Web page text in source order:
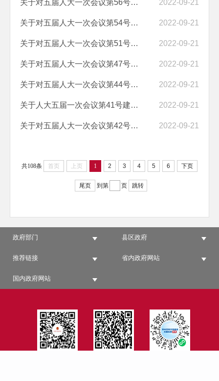
关于对五届人大一次会议第56号建议的答复 2022-09-21
关于对五届人大一次会议第54号建议的答复 2022-09-21
关于对五届人大一次会议第51号建议的答复 2022-09-21
关于对五届人大一次会议第47号建议的答复 2022-09-21
关于对五届人大一次会议第44号建议的答复 2022-09-21
关于人大五届一次会议第41号建议的答复 2022-09-21
关于对五届人大一次会议第42号建议的答复 2022-09-21
共108条 首页 上页 1 2 3 4 5 6 下页
尾页 到第 页 跳转
政府部门 县区政府
推荐链接 省内政府网站
国内政府网站